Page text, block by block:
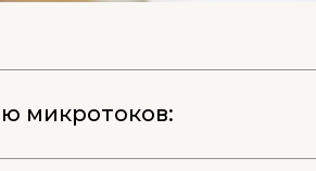
микротоков: